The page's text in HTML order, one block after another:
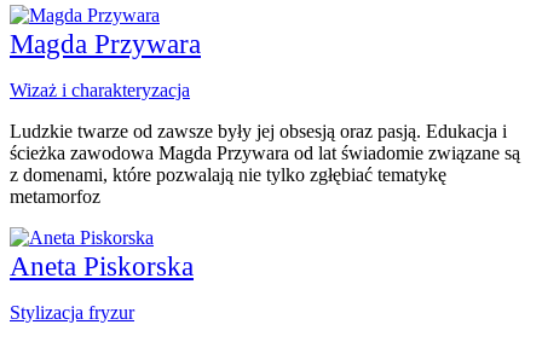
Magda Przywara
Wizaż i charakteryzacja
Ludzkie twarze od zawsze były jej obsesją oraz pasją. Edukacja i
ścieżka zawodowa Magda Przywara od lat świadomie związane są
z domenami, które pozwalają nie tylko zgłębiać tematykę
metamorfoz
Aneta Piskorska
Stylizacja fryzur